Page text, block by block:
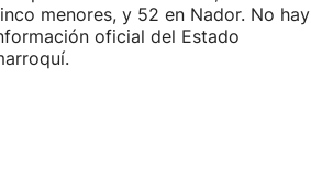
menores, y 52 en Nador. No hay
oficial del Estado